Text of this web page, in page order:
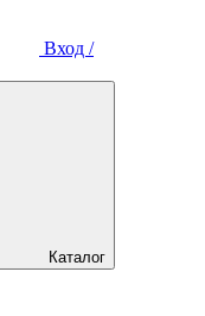
Вход /
Каталог